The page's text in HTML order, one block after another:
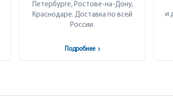
Петербурге, Ростове-на-Дону,
Краснодаре. Доставка по всей
России.
Подробнее ›
и